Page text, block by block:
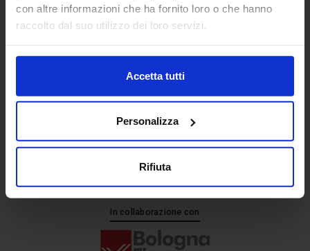
con altre informazioni che ha fornito loro o che hanno
raccolto dal suo utilizzo dei loro servizi.
Accetta tutti
Personalizza
Rifiuta
+ 39 02.332039460
In collaborazione con